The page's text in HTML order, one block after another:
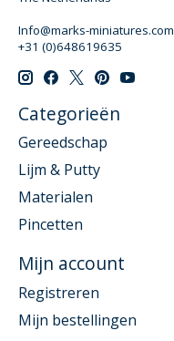
Info@marks-miniatures.com
+31 (0)648619635
Categorieën
Gereedschap
Lijm & Putty
Materialen
Pincetten
Mijn account
Registreren
Mijn bestellingen